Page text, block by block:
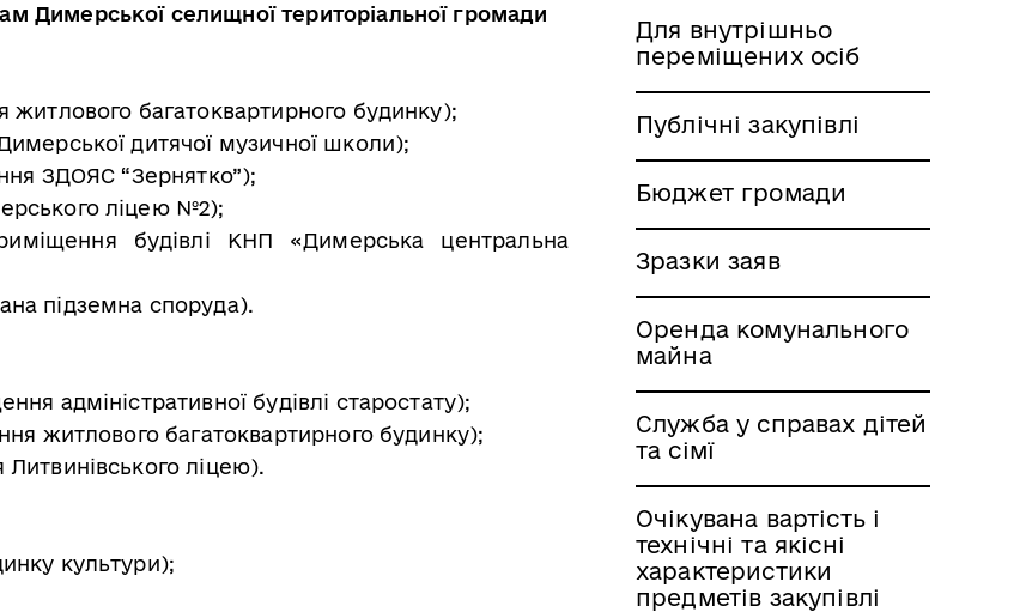
Димерської селищної територіальної громади
багатоквартирного будинку);
дитячої музичної школи);
ЗДОЯС “Зернятко”);
ліцею №2);
будівлі КНП «Димерська центральна
підземна споруда).
адміністративної будівлі старостату);
житлового багатоквартирного будинку);
ліцею).
культури);
Для внутрішньо
переміщених осіб
Публічні закупівлі
Бюджет громади
Зразки заяв
Оренда комунального
майна
Служба у справах дітей
та сімї
Очікувана вартість і
технічні та якісні
характеристики
предметів закупівлі